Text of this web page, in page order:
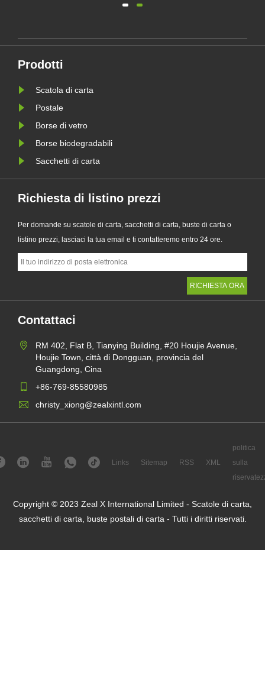
le
carta Glassine personalizzati.
Prodotti
Scatola di carta
Postale
Borse di vetro
Borse biodegradabili
Sacchetti di carta
Richiesta di listino prezzi
Per domande su scatole di carta, sacchetti di carta, buste di carta o
listino prezzi, lasciaci la tua email e ti contatteremo entro 24 ore.
Contattaci
RM 402, Flat B, Tianying Building, #20 Houjie Avenue,
Houjie Town, città di Dongguan, provincia del
Guangdong, Cina
+86-769-85580985
christy_xiong@zealxintl.com
Links Sitemap RSS XML
politica
sulla
Copyright © 2023 Zeal X International Limited - Scatole di carta,
sacchetti di carta, buste postali di carta - Tutti i diritti riservati.